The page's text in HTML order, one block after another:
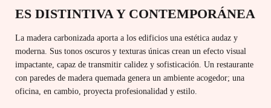
ES DISTINTIVA Y CONTEMPORÁNEA
La madera carbonizada aporta a los edificios una estética audaz y
moderna. Sus tonos oscuros y texturas únicas crean un efecto visual
impactante, capaz de transmitir calidez y sofisticación. Un restaurante
con paredes de madera quemada genera un ambiente acogedor; una
oficina, en cambio, proyecta profesionalidad y estilo.